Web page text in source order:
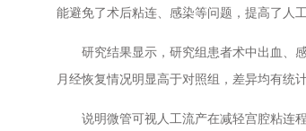
能避免了术后粘连、感染等问题，提高了人
研究结果显示，研究组患者术中出血、感
月经恢复情况明显高于对照组，差异均有统计
说明微管可视人工流产在减轻宫腔粘连程